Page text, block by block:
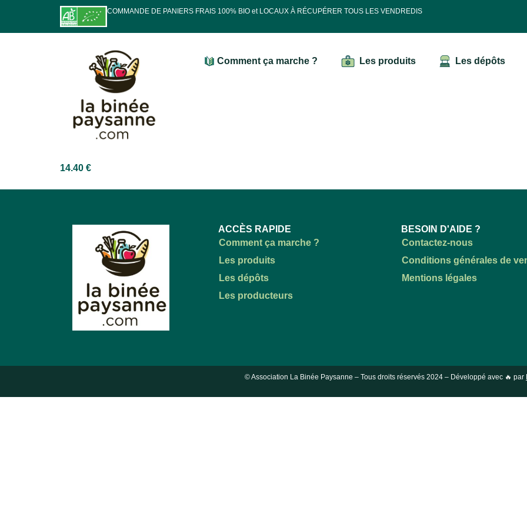
COMMANDE DE PANIERS FRAIS 100% BIO et LOCAUX À RÉCUPÉRER TOUS LES VENDREDIS
Comment ça marche ? Les produits Les dépôts
14.40 €
ACCÈS RAPIDE
Comment ça marche ?
Les produits
Les dépôts
Les producteurs
BESOIN D'AIDE ?
Contactez-nous
Conditions générales de
Mentions légales
© Association La Binée Paysanne – Tous droits réservés 2024 – Développé avec 🔥 par